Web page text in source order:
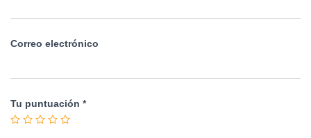
Correo electrónico
Tu puntuación *